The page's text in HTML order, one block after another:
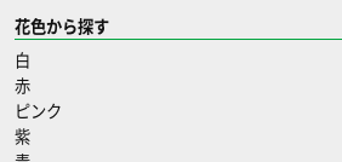
花色から探す
白
赤
ピンク
紫